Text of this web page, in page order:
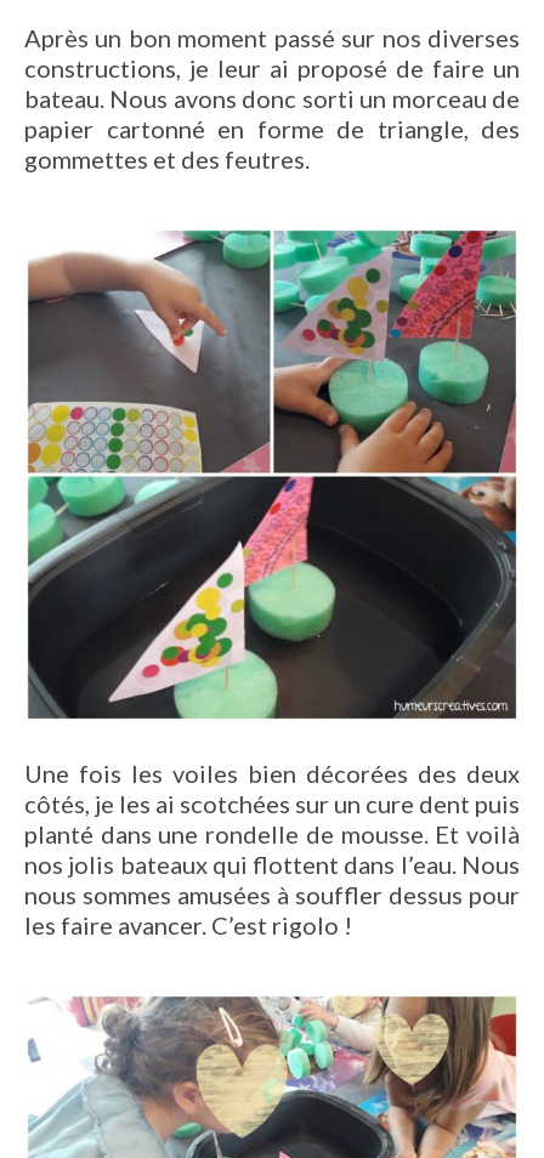
Après un bon moment passé sur nos diverses
constructions, je leur ai proposé de faire un
bateau. Nous avons donc sorti un morceau de
papier cartonné en forme de triangle, des
gommettes et des feutres.
Une fois les voiles bien décorées des deux
côtés, je les ai scotchées sur un cure dent puis
planté dans une rondelle de mousse. Et voilà
nos jolis bateaux qui flottent dans l’eau. Nous
nous sommes amusées à souffler dessus pour
les faire avancer. C’est rigolo !